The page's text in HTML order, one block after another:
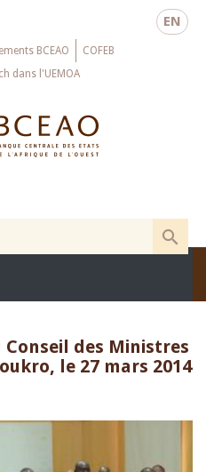
EN
BCEAO
COFEB
dans l'UEMOA
des Ministres
le 27 mars 2014